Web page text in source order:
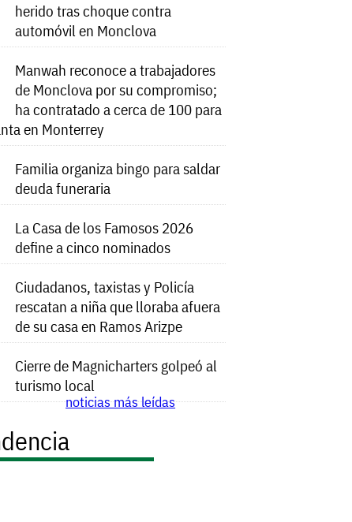
herido tras choque contra
automóvil en Monclova
Manwah reconoce a trabajadores
de Monclova por su compromiso;
ha contratado a cerca de 100 para
en Monterrey
Familia organiza bingo para saldar
deuda funeraria
La Casa de los Famosos 2026
define a cinco nominados
Ciudadanos, taxistas y Policía
rescatan a niña que lloraba afuera
de su casa en Ramos Arizpe
Cierre de Magnicharters golpeó al
turismo local
noticias más leídas